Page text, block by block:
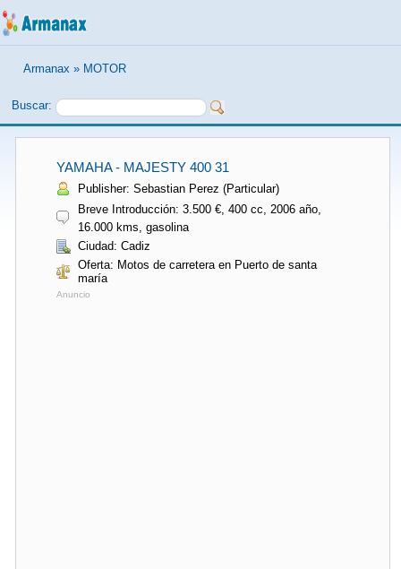
Armanax » MOTOR
Buscar:
YAMAHA - MAJESTY 400 31
Publisher: Sebastian Perez (Particular)
Breve Introducción: 3.500 €, 400 cc, 2006 año,
16.000 kms, gasolina
Ciudad: Cadiz
Oferta: Motos de carretera en Puerto de santa
maría
Anuncio